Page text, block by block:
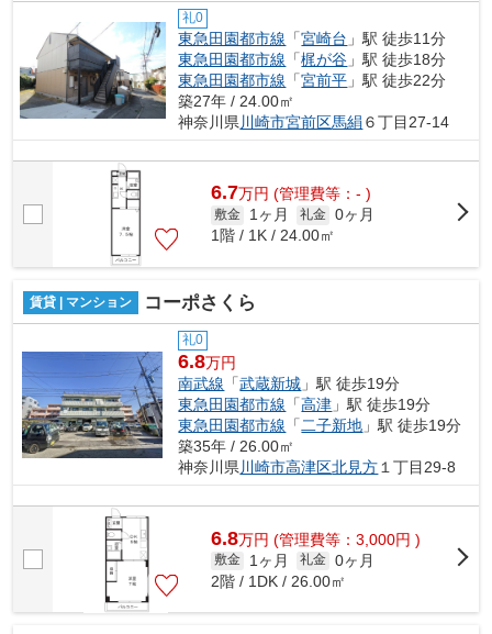
礼0
東急田園都市線 「宮崎台 」駅 徒歩11分
東急田園都市線 「梶が谷 」駅 徒歩18分
東急田園都市線 「宮前平 」駅 徒歩22分
築27年 / 24.00㎡
神奈川県 川崎市宮前区馬絹６丁目27-14
6.7万円 (管理費等：- )
敷金 1ヶ月 礼金 0ヶ月
1階 / 1K / 24.00㎡
賃貸 | マンション コーポさくら
礼0
6.8万円
南武線 「武蔵新城 」駅 徒歩19分
東急田園都市線 「高津 」駅 徒歩19分
東急田園都市線 「二子新地 」駅 徒歩19分
築35年 / 26.00㎡
神奈川県川崎市高津区北見方１丁目29-8
6.8万円 (管理費等：3,000円 )
敷金 1ヶ月 礼金 0ヶ月
2階 / 1DK / 26.00㎡